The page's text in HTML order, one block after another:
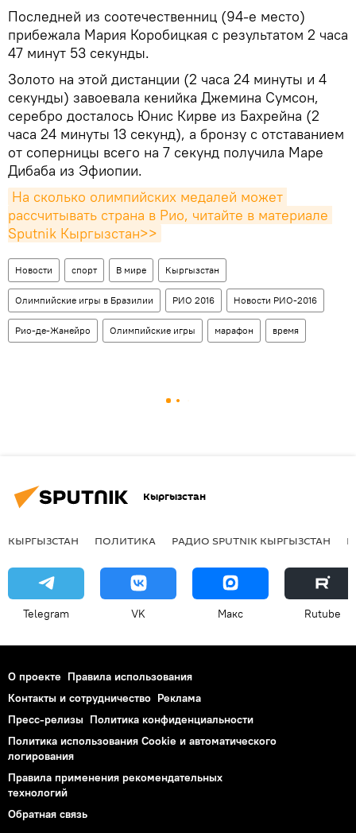
Последней из соотечественниц (94-е место)
прибежала Мария Коробицкая с результатом 2 часа
47 минут 53 секунды.
Золото на этой дистанции (2 часа 24 минуты и 4
секунды) завоевала кенийка Джемина Сумсон,
серебро досталось Юнис Кирве из Бахрейна (2
часа 24 минуты 13 секунд), а бронзу с отставанием
от соперницы всего на 7 секунд получила Маре
Дибаба из Эфиопии.
На сколько олимпийских медалей может
рассчитывать страна в Рио, читайте в материале
Sputnik Кыргызстан>>
Новости спорт В мире Кыргызстан
Олимпийские игры в Бразилии РИО 2016 Новости РИО-2016
Рио-де-Жанейро Олимпийские игры марафон время
Кыргызстан
КЫРГЫЗСТАН ПОЛИТИКА РАДИО SPUTNIK КЫРГЫЗСТАН
Telegram VK Макс Rutube
О проекте Правила использования
Контакты и сотрудничество Реклама
Пресс-релизы Политика конфиденциальности
Политика использования Cookie и автоматического
логирования
Правила применения рекомендательных
технологий
Обратная связь